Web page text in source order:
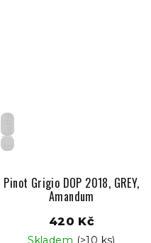
IT
Suché
Pinot Grigio DOP 2018, GREY,
Amandum
420 Kč
Skladem (>10 ks)